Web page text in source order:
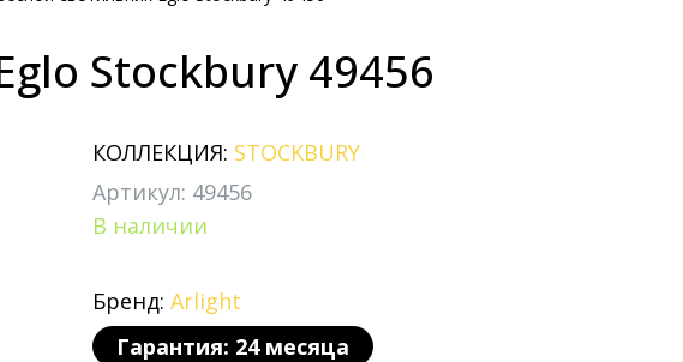
Stockbury 49456
КОЛЛЕКЦИЯ: STOCKBURY
Артикул: 49456
В наличии
Бренд: Arlight
Гарантия: 24 месяца